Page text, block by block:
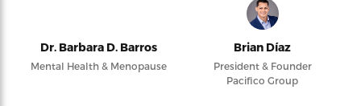
Dr. Barbara D. Barros
Mental Health & Menopause
Brian Díaz
President & Founder
Pacifico Group